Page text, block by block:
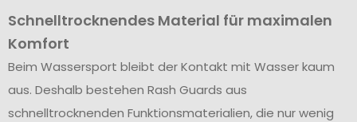
Schnelltrocknendes Material für maximalen
Komfort
Beim Wassersport bleibt der Kontakt mit Wasser kaum
aus. Deshalb bestehen Rash Guards aus
schnelltrocknenden Funktionsmaterialien, die nur wenig